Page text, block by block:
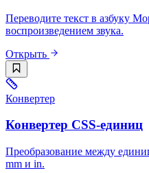
Переводите текст в азбуку
воспроизведением звука.
Открыть
Конвертер
Конвертер CSS-единиц
Преобразование между
mm и in.